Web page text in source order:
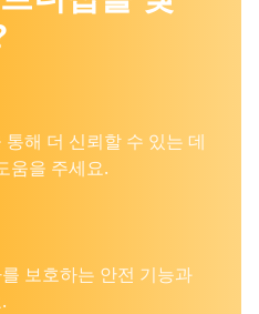
해 더 신뢰할 수 있는 데
움을 주세요.
보호하는 안전 기능과